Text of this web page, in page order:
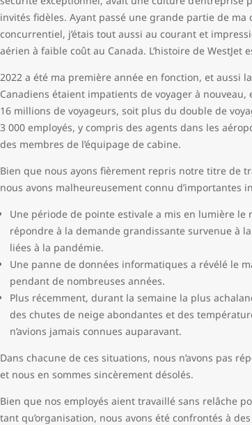
invités fidèles. Ayant passé une grande partie de
concurrentiel, j’étais tout aussi au courant et
aérien à faible coût au Canada. L’histoire de
2022 a été ma première année en fonction, et aussi
Canadiens étaient impatients de voyager à
16 millions de voyageurs, soit plus du double de
3 000 employés, y compris des agents dans les
des membres de l’équipage de cabine.
Bien que nous ayons fièrement repris notre titre de
nous avons malheureusement connu d’importantes
Une période de pointe estivale a mis en lumière le
répondre à la demande grandissante survenue à
liées à la pandémie.
Une panne de données informatiques a révélé le
pendant de nombreuses années.
Plus récemment, durant la semaine la plus
des chutes de neige abondantes et des
n’avions jamais connues auparavant.
Dans chacune de ces situations, nous n’avons pas
et nous en sommes sincèrement désolés.
Bien que nos employés aient travaillé sans relâche
tant qu’organisation, nous avons été confrontés à